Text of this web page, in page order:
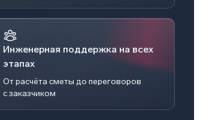
Инженерная поддержка на всех
этапах
От расчёта сметы до переговоров
с заказчиком